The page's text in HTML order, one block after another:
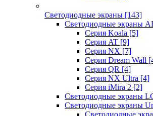
Светодиодные экраны [143]
Светодиодные экраны
Cерия Koala [5]
Серия AT [9]
Серия NX [7]
Серия Dream Wall
Серия QR [4]
Серия NX Ultra [4]
Серия iMira 2 [2]
Светодиодные экраны
Светодиодные экраны
Светодиодные